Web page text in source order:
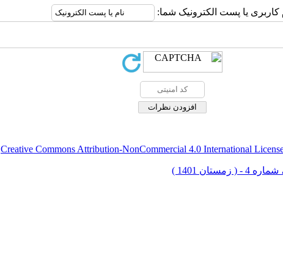
کاربری یا پست الکترونیک شما:
Creative Commons Attribution-NonCommercial 4.0 International